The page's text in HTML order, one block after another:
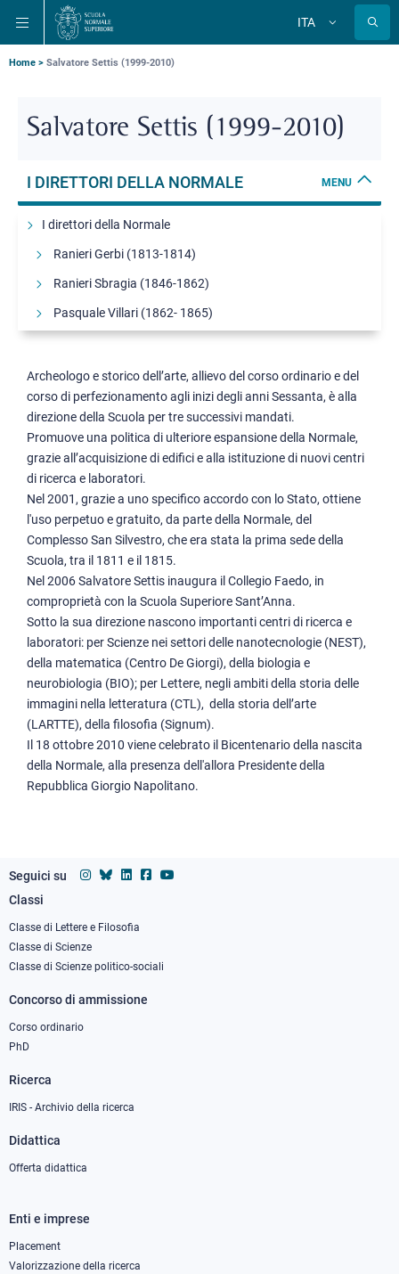
alla
navigazione
principale
contenuto
principale
alla
ricerca
principale
ITA
Briciole
pane
Home Salvatore Settis (1999-2010)
Salvatore Settis (1999-2010)
I DIRETTORI DELLA NORMALE MENU
I direttori della Normale
Ranieri Gerbi (1813-1814)
Ranieri Sbragia (1846-1862)
Pasquale Villari (1862- 1865)
Ulisse Dini (1874-1876, 1900-1918)
Alessandro D'Ancona (1892-1900)
Luigi Bianchi (1918-1928)
Giovanni Gentile (1928-1936, 1937-1943)
Leonida Tonelli (1943)
Luigi Russo (1943, 1944-1948)
Ettore Remotti (1948-1960)
Giulio Giannelli (1960-1964)
Gilberto Bernardini (1964-1977)
Giovanni Pugliese-Carratelli (1977-1978)
Edoardo Vesentini (1978-1987)
Luigi Arialdo Radicati di Brozolo (1987-1991)
Emilio Picasso (1991-1995)
Giuseppe Franco Bassani (1995-1999)
Vincenzo Barone (2016-2019)
Archeologo e storico dell’arte, allievo del corso ordinario e del
corso di perfezionamento agli inizi degli anni Sessanta, è alla
direzione della Scuola per tre successivi mandati.
Promuove una politica di ulteriore espansione della Normale,
grazie all’acquisizione di edifici e alla istituzione di nuovi centri
di ricerca e laboratori.
Nel 2001, grazie a uno specifico accordo con lo Stato, ottiene
l'uso perpetuo e gratuito, da parte della Normale, del
Complesso San Silvestro, che era stata la prima sede della
Scuola, tra il 1811 e il 1815.
Nel 2006 Salvatore Settis inaugura il Collegio Faedo, in
comproprietà con la Scuola Superiore Sant’Anna.
Sotto la sua direzione nascono importanti centri di ricerca e
laboratori: per Scienze nei settori delle nanotecnologie (NEST),
della matematica (Centro De Giorgi), della biologia e
neurobiologia (BIO); per Lettere, negli ambiti della storia delle
immagini nella letteratura (CTL), della storia dell’arte
(LARTTE), della filosofia (Signum).
Il 18 ottobre 2010 viene celebrato il Bicentenario della nascita
della Normale, alla presenza dell'allora Presidente della
Repubblica Giorgio Napolitano.
Seguici su
Footer
column
1
Classi
Classe di Lettere e Filosofia
Classe di Scienze
Classe di Scienze politico-sociali
Concorso di ammissione
Corso ordinario
PhD
Ricerca
IRIS - Archivio della ricerca
Didattica
Offerta didattica
Footer
column
Enti e imprese
Placement
Valorizzazione della ricerca